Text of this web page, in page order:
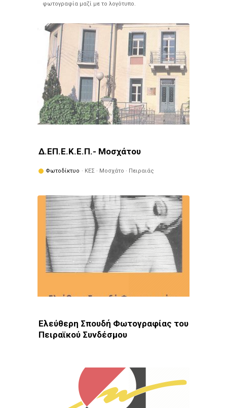
φωτογραφία μαζί με το λογότυπο.
Δ.ΕΠ.Ε.Κ.Ε.Π.- Μοσχάτου
Φωτοδίκτυο · ΚΕΣ · Μοσχάτο · Πειραιάς
Ελεύθερη Σπουδή Φωτογραφίας του
Πειραϊκού Συνδέσμου